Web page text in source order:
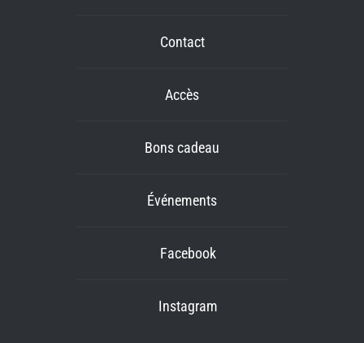
Contact
Accès
Bons cadeau
Événements
Facebook
Instagram